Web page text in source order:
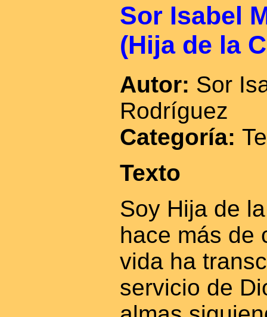
Sor Isabel
(Hija de la
Autor: Sor
Rodríguez
Categoría:
Texto
Soy Hija de
hace más de
vida ha
servicio de